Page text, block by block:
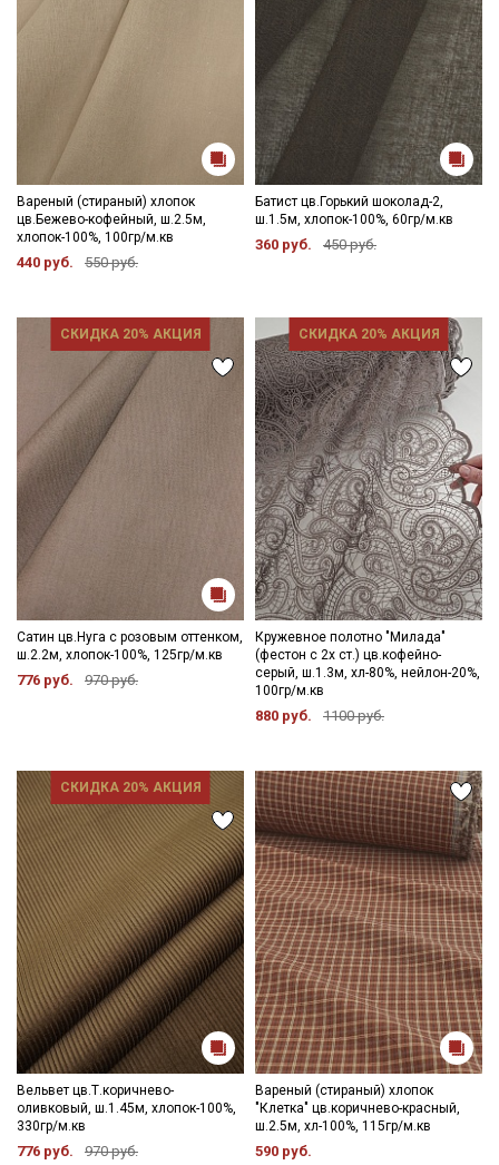
Вареный (стираный) хлопок
цв.Бежево-кофейный, ш.2.5м,
хлопок-100%, 100гр/м.кв
440 руб. 550 руб.
Батист цв.Горький шоколад-2,
ш.1.5м, хлопок-100%, 60гр/м.кв
360 руб. 450 руб.
СКИДКА 20% АКЦИЯ
Сатин цв.Нуга с розовым оттенком,
ш.2.2м, хлопок-100%, 125гр/м.кв
776 руб. 970 руб.
СКИДКА 20% АКЦИЯ
Кружевное полотно "Милада"
(фестон с 2х ст.) цв.кофейно-
серый, ш.1.3м, хл-80%, нейлон-20%,
100гр/м.кв
880 руб. 1100 руб.
СКИДКА 20% АКЦИЯ
Вельвет цв.Т.коричнево-
оливковый, ш.1.45м, хлопок-100%,
330гр/м.кв
776 руб. 970 руб.
Вареный (стираный) хлопок
"Клетка" цв.коричнево-красный,
ш.2.5м, хл-100%, 115гр/м.кв
590 руб.